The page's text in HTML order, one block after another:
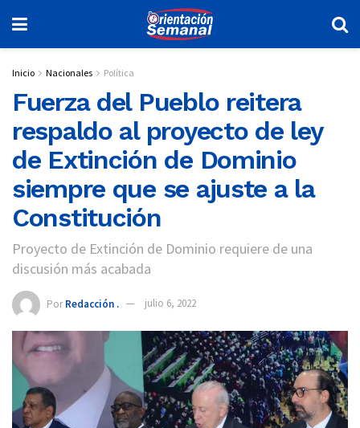
Inicio Nacionales Política
Fuerza del Pueblo reitera
respaldo al proyecto de ley
de Extinción de Dominio
siempre que se ajuste a la
Constitución
Proyecto de Extinción de Dominio requiere de una
discusión más acabada
Por Redacción . julio 6, 2022